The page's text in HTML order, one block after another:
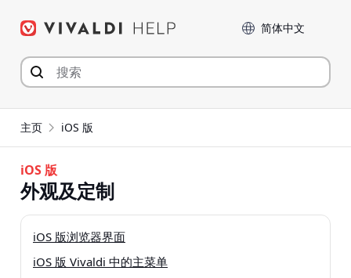
Language
主页 iOS 版
iOS 版
外观及定制
iOS 版浏览器界面
iOS 版 Vivaldi 中的主菜单